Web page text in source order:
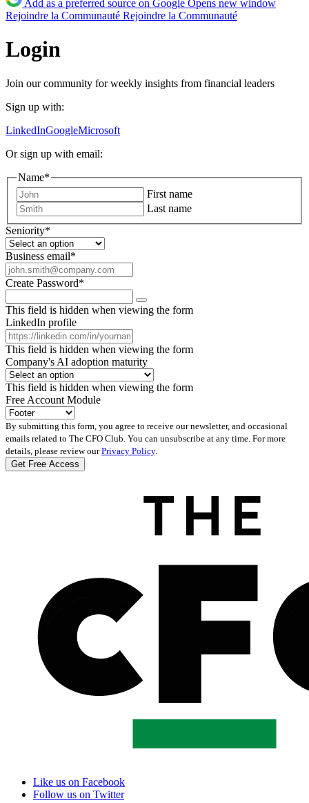
Add as a preferred source on Google Opens new window
Rejoindre la Communauté Rejoindre la Communauté
Login
Join our community for weekly insights from financial leaders
Sign up with:
LinkedInGoogleMicrosoft
Or sign up with email:
Name*
First name
Last name
Seniority*
Business email*
Create Password*
This field is hidden when viewing the form
LinkedIn profile
This field is hidden when viewing the form
Company's AI adoption maturity
This field is hidden when viewing the form
Free Account Module
By submitting this form, you agree to receive our newsletter, and occasional
emails related to The CFO Club. You can unsubscribe at any time. For more
details, please review ourPrivacy Policy.
Like us on Facebook
Follow us on Twitter